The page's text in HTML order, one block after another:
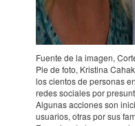
Fuente de la imagen,
Pie de foto, Kris­tina
los cien­tos de perso­nas
redes socia­les por
Algu­nas accio­nes son
usua­rios, otras por sus